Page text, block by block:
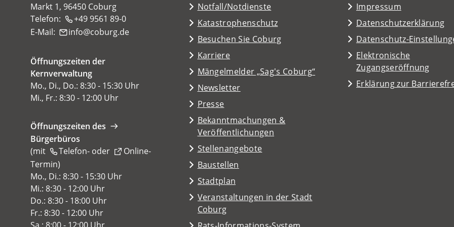
Markt 1, 96450 Coburg
Telefon:
+49 9561 89-0
E-Mail:
info coburg de
Öffnungszeiten der
Kernverwaltung
Mo., Di., Do.: 8:30 - 15:30 Uhr
Mi., Fr.: 8:30 - 12:00 Uhr
Öffnungszeiten des
Bürgerbüros
(mit
Telefon- oder
Online-
Termin
(Öffnet
in
einem
neuen
Tab)
)
Mo., Di.: 8:30 - 15:30 Uhr
Mi.: 8:30 - 12:00 Uhr
Do.: 8:30 - 18:00 Uhr
Fr.: 8:30 - 12:00 Uhr
Notfall/Notdienste
Katastrophenschutz
Besuchen Sie Coburg
(Öffnet
in
neuen
Tab)
Karriere
Mängelmelder „Sag's Coburg“
(Öffnet
in
neuen
Tab)
Newsletter
Presse
Bekanntmachungen &
Veröffentlichungen
Stellenangebote
Baustellen
Stadtplan
(Öffnet
in
einem
Veranstaltungen in der Stadt
Coburg
(Öffnet
in
Impressum
Datenschutzerklärung
Datenschutz-
Elektronische
Zugangseröffnung
Erklärung zur